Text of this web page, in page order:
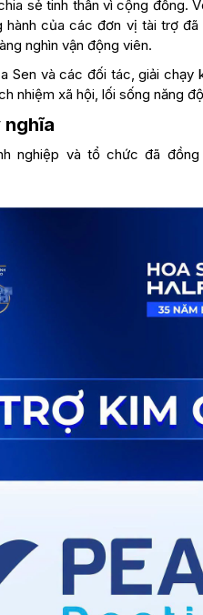
sẻ tinh thần vì cộng đồng.
hành của các đơn vị tài trợ
nghìn vận động viên.
và các đối tác, giải chạy
nhiệm xã hội, lối sống năng
nghĩa
nghiệp và tổ chức đã đồng